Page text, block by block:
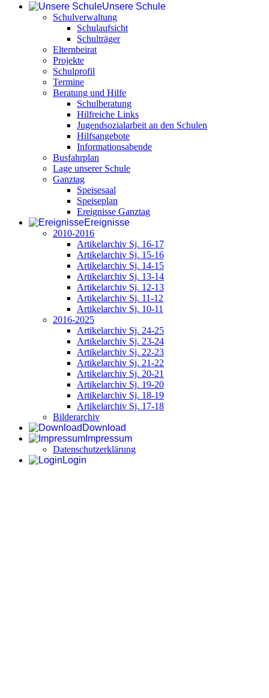
Unsere Schule
Schulverwaltung
Schulaufsicht
Schulträger
Elternbeirat
Projekte
Schulprofil
Termine
Beratung und Hilfe
Schulberatung
Hilfreiche Links
Jugendsozialarbeit an den Schulen
Hilfsangebote
Informationsabende
Busfahrplan
Lage unserer Schule
Ganztag
Speisesaal
Speiseplan
Ereignisse Ganztag
Ereignisse
2010-2016
Artikelarchiv Sj. 16-17
Artikelarchiv Sj. 15-16
Artikelarchiv Sj. 14-15
Artikelarchiv Sj. 13-14
Artikelarchiv Sj. 12-13
Artikelarchiv Sj. 11-12
Artikelarchiv Sj. 10-11
2016-2025
Artikelarchiv Sj. 24-25
Artikelarchiv Sj. 23-24
Artikelarchiv Sj. 22-23
Artikelarchiv Sj. 21-22
Artikelarchiv Sj. 20-21
Artikelarchiv Sj. 19-20
Artikelarchiv Sj. 18-19
Artikelarchiv Sj. 17-18
Bilderarchiv
Download
Impressum
Datenschutzerklärung
Login